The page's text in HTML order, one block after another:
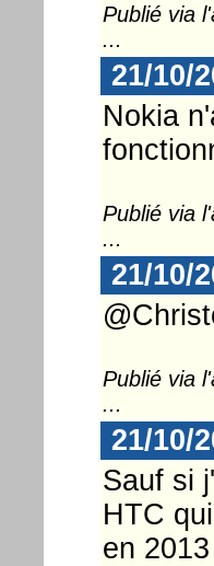
Publié via
...
21/10/
Nokia
Publié via
...
21/10/
Publié via
...
21/10/
Sauf si
HTC
en 2013